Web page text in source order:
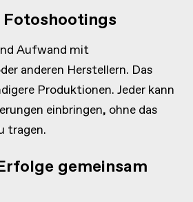
Fotoshootings
Aufwand mit
anderen Herstellern. Das
Produktionen. Jeder kann
einbringen, ohne das
tragen.
gemeinsam